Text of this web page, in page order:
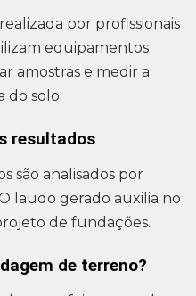
por profissionais
equipamentos
amostras e medir a
do solo.
resultados
são analisados por
laudo gerado auxilia no
de fundações.
de terreno?